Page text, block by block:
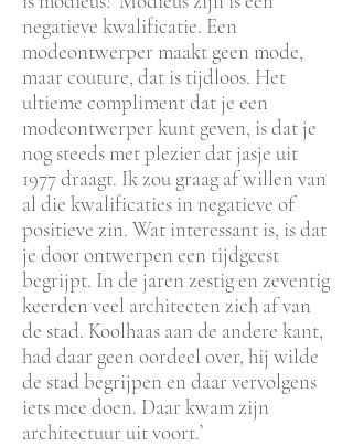
negatieve kwalificatie. Een
modeontwerper maakt geen mode,
maar couture, dat is tijdloos. Het
ultieme compliment dat je een
modeontwerper kunt geven, is dat je
nog steeds met plezier dat jasje uit
1977 draagt. Ik zou graag af willen van
al die kwalificaties in negatieve of
positieve zin. Wat interessant is, is dat
je door ontwerpen een tijdgeest
begrijpt. In de jaren zestig en zeventig
keerden veel architecten zich af van
de stad. Koolhaas aan de andere kant,
had daar geen oordeel over, hij wilde
de stad begrijpen en daar vervolgens
iets mee doen. Daar kwam zijn
architectuur uit voort.’